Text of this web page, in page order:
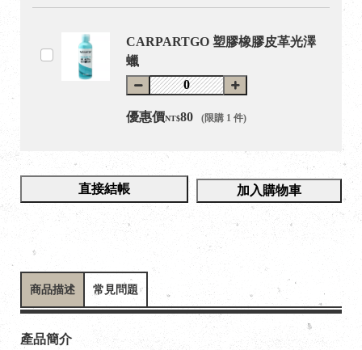
CARPARTGO 塑膠橡膠皮革光澤
蠟
優惠價NT$80 (限購 1 件)
直接結帳 加入購物車
商品描述 常見問題
產品簡介